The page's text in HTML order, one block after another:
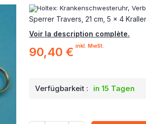
Sperrer Travers, 21 cm, 5 x 4
Voir la description complète.
90,40 € inkl. MwSt.
Verfügbarkeit : in 15 Tagen